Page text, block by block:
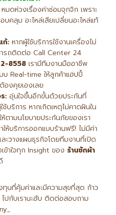
หมดห่วงเรื่องค่าซ่อมจุกจิก เพราะ
บคลุม อะไหล่เสียเปลี่ยนอะไหล่แท้
ก้: หากผู้ใช้บริการใช้งานเครื่องไม่
รถติดต่อ Call Center 24
8558 เรามีทีมงานมืออาชีพ
Real-time ให้ลูกค้าแฮปปี้
องคุยเองเลย
: อุ่นใจขึ้นอีกขั้นด้วยประกันที่
บริการ หากเกิดเหตุไม่คาดฝันใน
ตามนโยบายประกันภัยของเรา
าให้บริการออกแบบร้านฟรี! ไม่มีค่า
ะวางแผนธุรกิจโดยทีมงานที่เปิด
ข้าใจทุก Insight ของ ร้านซักผ้า
นที่คุ้มค่าและมีความสุขที่สุด ก้าว
ไปกับเรานะฮับ ติดต่อสอบถาม